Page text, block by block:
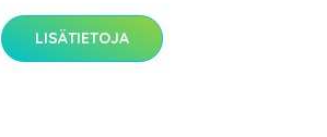
LISÄTIETOJA